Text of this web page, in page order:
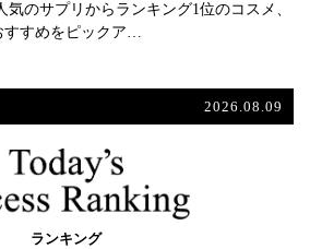
気のサプリからランキング1位のコスメ、
すすめをピックア…
2026.08.09
ランキング